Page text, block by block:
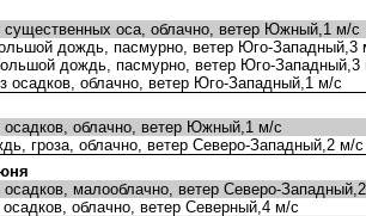
оса, облачно, ветер Южный,1 м/с
дождь, пасмурно, ветер Юго-Западный,3
дождь, пасмурно, ветер Юго-Западный,3
облачно, ветер Юго-Западный,1 м/с
облачно, ветер Южный,1 м/с
гроза, облачно, ветер Северо-Западный,2 м/с
малооблачно, ветер Северо-
облачно, ветер Северный,4 м/с